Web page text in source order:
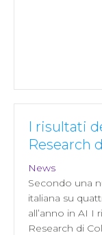
I risultati
Research
News
Secondo una
italiana su
all’anno in AI I
Research di